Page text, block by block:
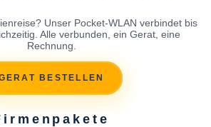
Unser Pocket-WLAN verbindet bis
Alle verbunden, ein Gerat, eine
Rechnung.
BESTELLEN